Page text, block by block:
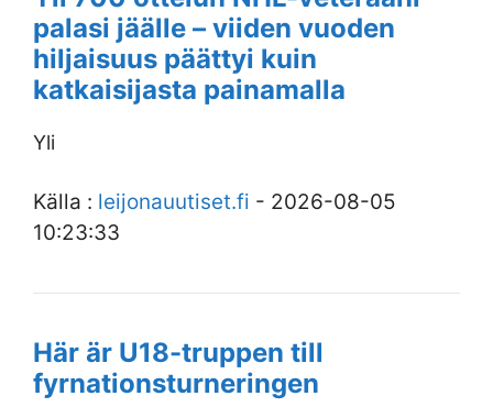
palasi jäälle – viiden vuoden
hiljaisuus päättyi kuin
katkaisijasta painamalla
Yli
Källa : leijonauutiset.fi - 2026-08-05
10:23:33
Här är U18-truppen till
fyrnationsturneringen